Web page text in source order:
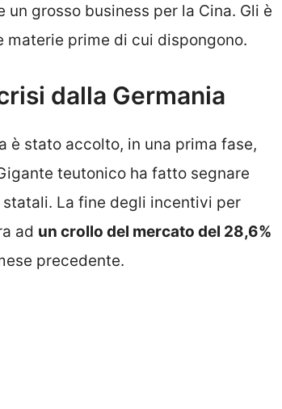
grosso business per la Cina. Gli è
prime di cui dispongono.
dalla Germania
è stato accolto, in una prima fase,
teutonico ha fatto segnare
La fine degli incentivi per
ad un crollo del mercato del 28,6%
precedente.